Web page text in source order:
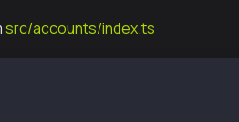
src/accounts/index.ts